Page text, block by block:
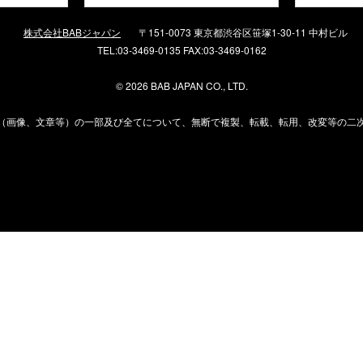
株式会社BABジャパン
〒151-0073 東京都渋谷区笹塚1-30-11 中村ビル
TEL:03-3469-0135 FAX:03-3469-0162
©2026 BAB JAPAN CO., LTD.
画像、文章等）の一部及び全てについて、無断で複製、転載、転用、改変等の二